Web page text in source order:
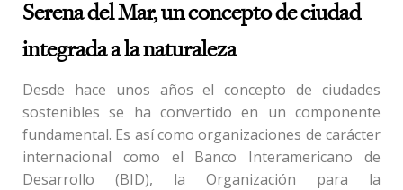
Serena del Mar, un concepto de ciudad
integrada a la naturaleza
Desde hace unos años el concepto de ciudades
sostenibles se ha convertido en un componente
fundamental. Es así como organizaciones de carácter
internacional como el Banco Interamericano de
Desarrollo (BID), la Organización para la